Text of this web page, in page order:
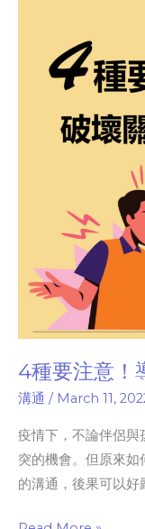
4種要注意！
溝通 / March 11,
疫情下，不論伴侶與
突的機會。但原來如
的溝通，後果可以好
通